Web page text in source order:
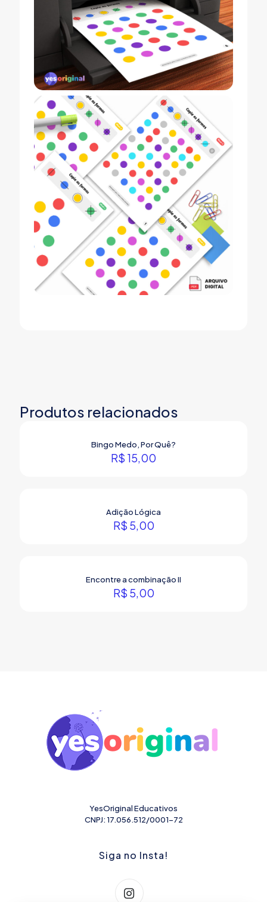
Produtos relacionados
Bingo Medo, Por Quê?
R$ 15,00
Adição Lógica
R$ 5,00
Encontre a combinação II
R$ 5,00
YesOriginal Educativos
CNPJ: 17.056.512/0001-72
Siga no Insta!